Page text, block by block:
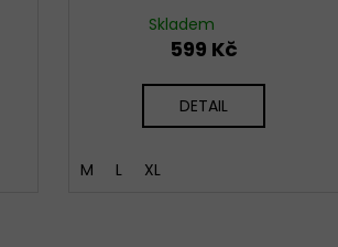
Skladem
599 Kč
DETAIL
M L XL